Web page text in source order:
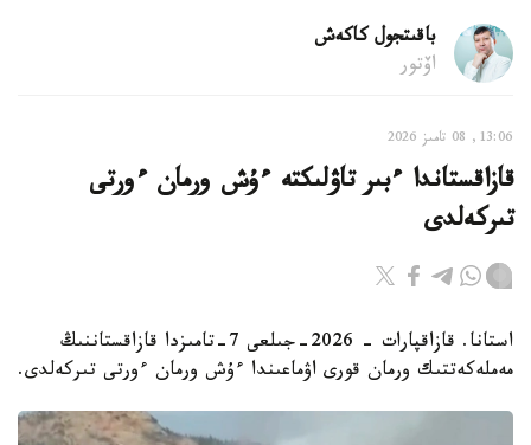
باقىتجول كاكەش
اۆتور
13:06, 08 تامىز 2026
قازاقستاندا ءبىر تاۋلىكتە ءۇش ورمان ءورتى
تىركەلدى
استانا. قازاقپارات - 2026-جىلعى 7-تامىزدا قازاقستاننىڭ
مەملەكەتتىك ورمان قورى اۋماعىندا ءۇش ورمان ءورتى تىركەلدى.